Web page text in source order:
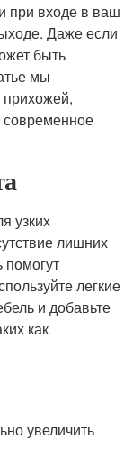
при входе в ваш
Даже если
быть
мы
современное
узких
лишних
помогут
легкие
и добавьте
как
увеличить